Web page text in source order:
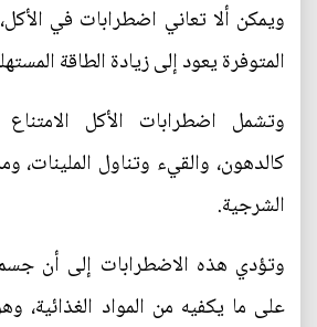
ويمكن ألا تعاني اضطرابات في
المتوفرة يعود إلى زيادة الطاقة
وتشمل اضطرابات الأكل
كالدهون، والقيء وتناول الملينات،
الشرجية.
وتؤدي هذه الاضطرابات إلى أن
على ما يكفيه من المواد